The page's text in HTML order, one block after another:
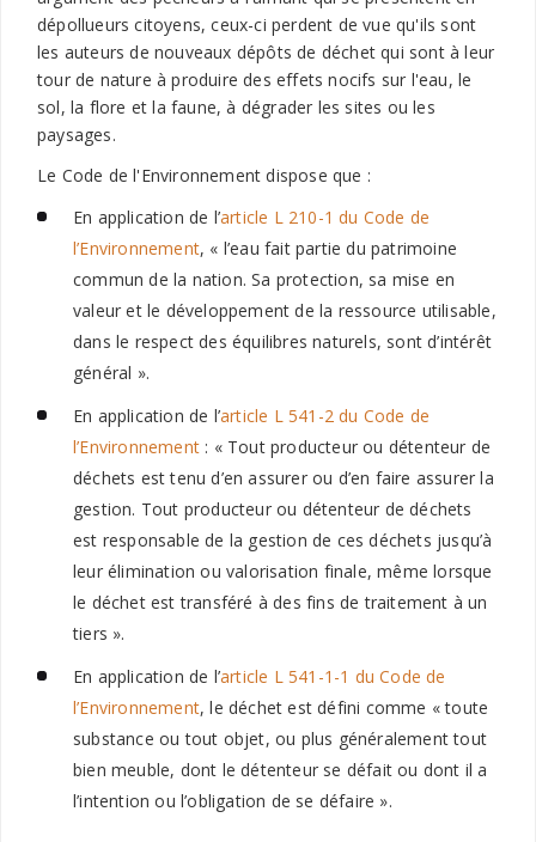
dépollueurs citoyens, ceux-ci perdent de vue qu'ils sont
les auteurs de nouveaux dépôtsde déchet qui sont à leur
tour de nature à produire des effets nocifs sur l'eau, le
sol, la flore et la faune, à dégrader les sites ou les
paysages.
Le Code de l'Environnement dispose que :
En application de l’article L 210-1 du Code de
l’Environnement, « l’eau fait partie du patrimoine
commun de la nation. Sa protection, sa mise en
valeur et le développement de la ressource utilisable,
dans le respect des équilibres naturels, sont d’intérêt
général ».
En application de l’article L 541-2 du Code de
l’Environnement : « Tout producteur ou détenteur de
déchets est tenu d’en assurer ou d’en faire assurer la
gestion. Tout producteur ou détenteur de déchets
est responsable de la gestion de ces déchets jusqu’à
leur élimination ou valorisation finale, même lorsque
le déchet est transféré à des fins de traitement à un
tiers ».
En application de l’article L 541-1-1 du Code de
l’Environnement, le déchet est défini comme « toute
substance ou tout objet, ou plus généralement tout
bien meuble, dont le détenteur se défait ou dont il a
l’intention ou l’obligation de se défaire ».